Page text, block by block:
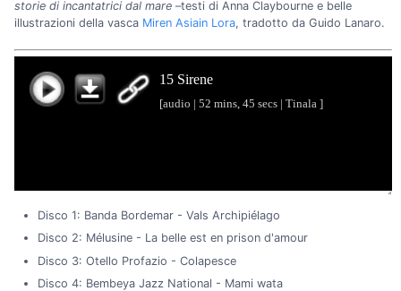
storie di incantatrici dal mare –testi di Anna Claybourne e belle
illustrazioni della vasca Miren Asiain Lora, tradotto da Guido Lanaro.
Disco 1: Banda Bordemar - Vals Archipiélago
Disco 2: Mélusine - La belle est en prison d'amour
Disco 3: Otello Profazio - Colapesce
Disco 4: Bembeya Jazz National - Mami wata